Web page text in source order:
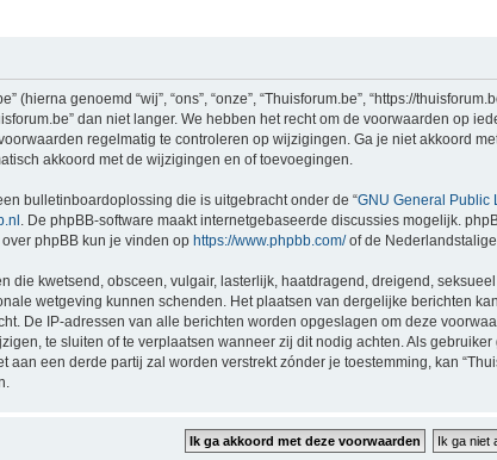
(hierna genoemd “wij”, “ons”, “onze”, “Thuisforum.be”, “https://
dan niet langer. We hebben het recht om de voorwaarden op
regelmatig te controleren op wijzigingen. Ga je niet akkoord
akkoord met de wijzigingen en of toevoegingen.
bulletinboardoplossing die is uitgebracht onder de “GNU General Public
. De phpBB-software maakt internetgebaseerde discussies mogelijk.
phpBB kun je vinden op https://www.phpbb.com/of de
die kwetsend, obsceen, vulgair, lasterlijk, haatdragend, dreigend,
wetgeving kunnen schenden. Het plaatsen van dergelijke berichten
De IP-adressen van alle berichten worden opgeslagen om deze
te sluiten of te verplaatsen wanneer zij dit nodig achten. Als
aan een derde partij zal worden verstrekt zónder je toestemming, kan